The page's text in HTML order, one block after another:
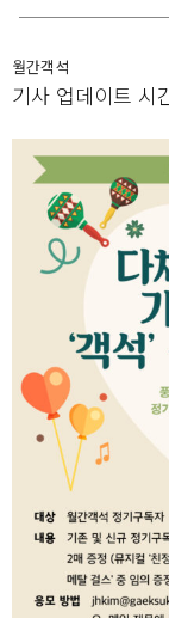
월간객석
기사 업데이트 시